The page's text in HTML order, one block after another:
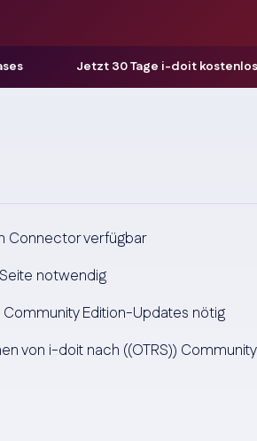
Jetzt 30 Tage i-doit
Connector verfügbar
notwendig
Edition-Updates nötig
von i-doit nach ((OTRS))